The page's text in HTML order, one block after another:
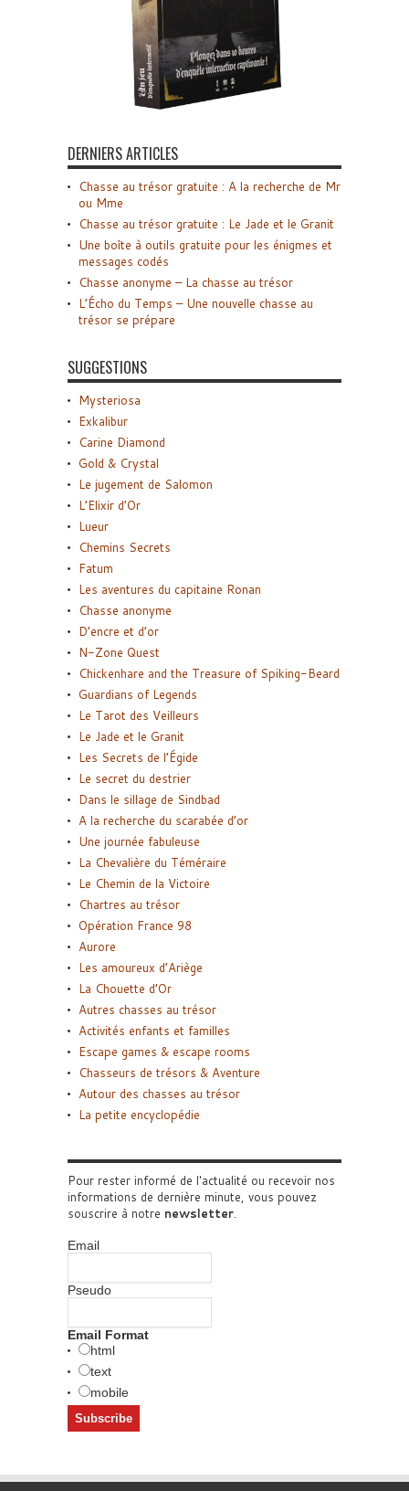
DERNIERS ARTICLES
Chasse au trésor gratuite : A la recherche de Mr
ou Mme
Chasse au trésor gratuite : Le Jade et le Granit
Une boîte à outils gratuite pour les énigmes et
messages codés
Chasse anonyme – La chasse au trésor
L’Écho du Temps – Une nouvelle chasse au
trésor se prépare
SUGGESTIONS
Mysteriosa
Exkalibur
Carine Diamond
Gold & Crystal
Le jugement de Salomon
L’Elixir d’Or
Lueur
Chemins Secrets
Fatum
Les aventures du capitaine Ronan
Chasse anonyme
D’encre et d’or
N-Zone Quest
Chickenhare and the Treasure of Spiking-Beard
Guardians of Legends
Le Tarot des Veilleurs
Le Jade et le Granit
Les Secrets de l’Égide
Le secret du destrier
Dans le sillage de Sindbad
A la recherche du scarabée d’or
Une journée fabuleuse
La Chevalière du Téméraire
Le Chemin de la Victoire
Chartres au trésor
Opération France 98
Aurore
Les amoureux d’Ariège
La Chouette d’Or
Autres chasses au trésor
Activités enfants et familles
Escape games & escape rooms
Chasseurs de trésors & Aventure
Autour des chasses au trésor
La petite encyclopédie
Pour rester informé de l'actualité ou recevoir nos
informations de dernière minute, vous pouvez
souscrire à notre newsletter.
Email
Pseudo
Email Format
html
text
mobile